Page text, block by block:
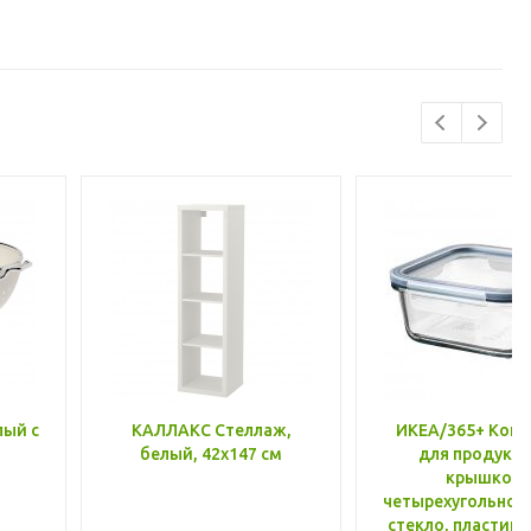
с
КАЛЛАКС Стеллаж,
белый, 42x147 см
ИКЕА/365+
для
крышкой,
стекло, пластик